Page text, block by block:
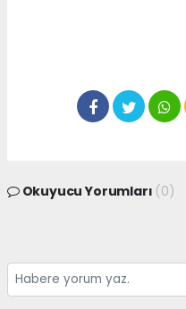
Okuyucu Yorumları (0)